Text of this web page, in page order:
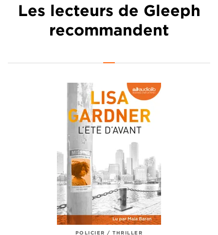
Les lecteurs de Gleeph
recommandent
POLICIER / THRILLER